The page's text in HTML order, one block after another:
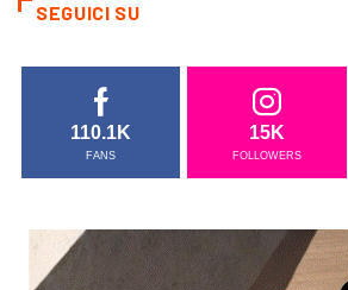
SEGUICI SU
110.1K
FANS
15K
FOLLOWERS